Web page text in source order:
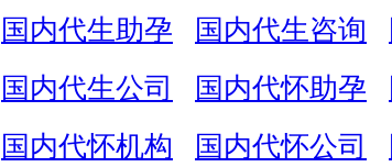
国内代生助孕 国内代生咨询
国内代生公司 国内代怀助孕
国内代怀机构 国内代怀公司